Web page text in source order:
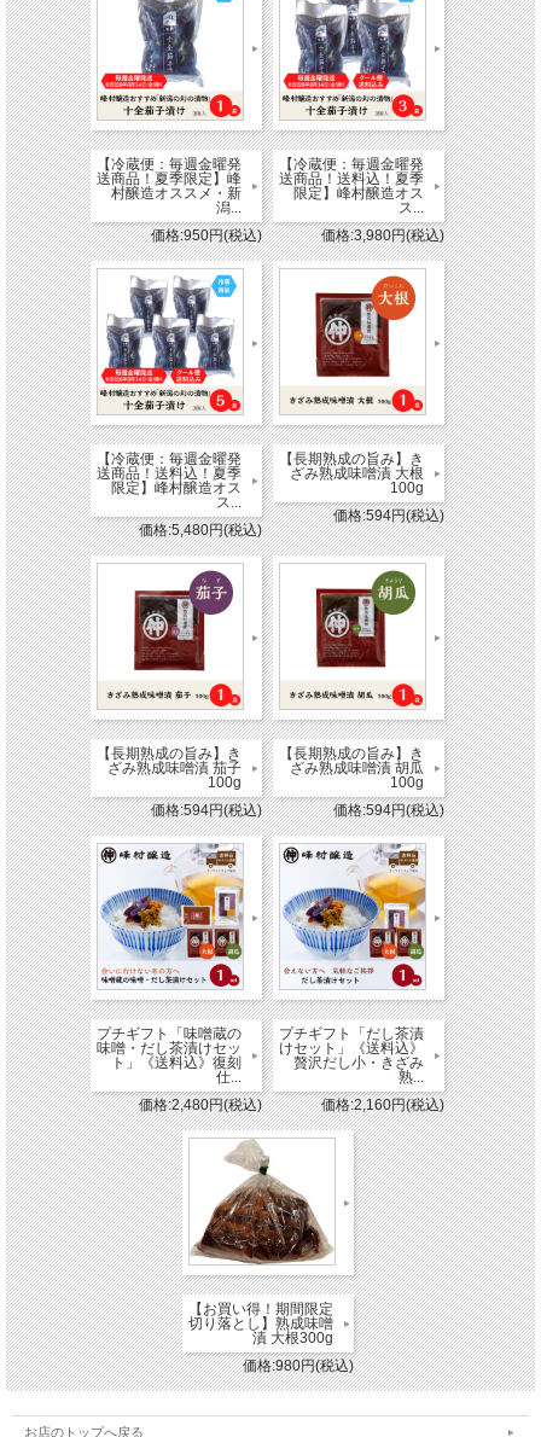
【冷蔵便：毎週金曜発
送商品！夏季限定】峰
村醸造オススメ・新
潟...
価格:950円(税込)
【冷蔵便：毎週金曜発
送商品！送料込！夏季
限定】峰村醸造オス
ス...
価格:3,980円(税込)
【冷蔵便：毎週金曜発
送商品！送料込！夏季
限定】峰村醸造オス
ス...
価格:5,480円(税込)
【長期熟成の旨み】き
ざみ熟成味噌漬 大根
100g
価格:594円(税込)
【長期熟成の旨み】き
ざみ熟成味噌漬 茄子
100g
価格:594円(税込)
【長期熟成の旨み】き
ざみ熟成味噌漬 胡瓜
100g
価格:594円(税込)
プチギフト「味噌蔵の
味噌・だし茶漬けセッ
ト」《送料込》復刻
仕...
価格:2,480円(税込)
プチギフト「だし茶漬
けセット」《送料込》
贅沢だし小・きざみ
熟...
価格:2,160円(税込)
【お買い得！期間限定
切り落とし】熟成味噌
漬 大根300g
価格:980円(税込)
お店のトップへ戻る